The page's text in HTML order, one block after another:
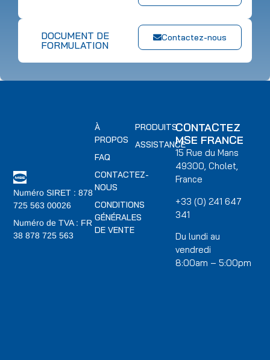
Contactez-nous
DOCUMENT DE
FORMULATION
Numéro SIRET : 878
725 563 00026
Numéro de TVA : FR
38 878 725 563
PRODUITS
ASSISTANCE
À
PROPOS
FAQ
CONTACTEZ-
NOUS
CONDITIONS
GÉNÉRALES
DE VENTE
CONTACTEZ
MSE FRANCE
15 Rue du Mans
49300, Cholet,
France
+33 (0) 241 647
341
Du lundi au
vendredi
8:00am – 5:00pm